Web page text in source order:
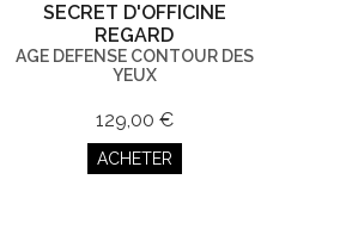
SECRET D'OFFICINE
REGARD
AGE DEFENSE CONTOUR DES
YEUX
129,00 €
ACHETER